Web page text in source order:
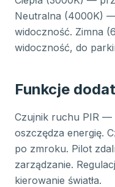
Neutralna (4000K)
widoczność. Zimna
widoczność, do
Funkcje
Czujnik ruchu PIR —
oszczędza energię.
po zmroku. Pilot
zarządzanie.
kierowanie światła.